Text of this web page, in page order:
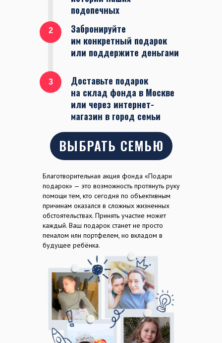
им конкретный подарок
или поддержите деньгами
Доставьте подарок
на склад фонда в Москве
магазин в город семьи
Благотворительная акция фонда «Подари
подарок» — это возможность протянуть руку
причинам оказался в сложных жизненных
обстоятельствах. Принять участие может
каждый. Ваш подарок станет не просто
пеналом или портфелем, но вкладом в
будущее ребёнка.
ВЫБРАТЬ СЕМЬЮ